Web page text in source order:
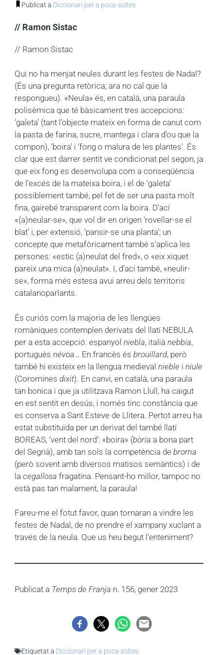
Publicat a Diccionari per a poca-soltes
// Ramon Sistac
// Ramon Sistac
Qui no ha menjat neules durant les festes de Nadal?
(És una pregunta retòrica; ara no cal que la
respongueu). «Neula» és, en català, una paraula
polisèmica que té bàsicament tres accepcions:
‘galeta’ (tant l’objecte mateix en forma de canut com
la pasta de farina, sucre, mantega i clara d’ou que la
compon), ‘boira’ i ‘fong o malura de les plantes’. És
clar que est darrer sentit ve condicionat pel segon, ja
que eix fong es desenvolupa com a conseqüència
de l’excés de la mateixa boira, i el de ‘galeta’
possiblement també, pel fet de ser una pasta molt
fina, gairebé transparent com la boira. D’ací
«(a)neular-se», que vol dir en origen ‘rovellar-se el
blat’ i, per extensió, ‘pansir-se una planta’; un
concepte que metafòricament també s’aplica les
persones: «estic (a)neulat del fred», o «eix xiquet
pareix una mica (a)neulat». I, d’ací també, «neulir-
se», forma més estesa avui arreu dels territoris
catalanoparlants.
És curiós com la majoria de les llengües
romàniques contemplen derivats del llatí NEBULA
per a esta accepció: espanyol niebla, italià nebbia,
portuguès névoa… En francès és brouillard, però
també hi existeix en la llengua medieval nieble i niule
(Coromines dixit). En canvi, en català, una paraula
tan bonica i que ja utilitzava Ramon Llull, ha caigut
en est sentit en desús, i només tinc constància que
es conserva a Sant Esteve de Llitera. Pertot arreu ha
estat substituïda per un derivat del també llatí
BOREAS, ‘vent del nord’: «boira» (bòria a bona part
del Segrià), amb tan sols la competència de broma
(però sovent amb diversos matisos semàntics) i de
la cegallosa fragatina. Pensant-ho millor, tampoc no
està pas tan malament, la paraula!
Fareu-me el fotut favor, quan tornaran a vindre les
festes de Nadal, de no prendre el xampany xuclant a
través de la neula. Que us heu begut l’enteniment?
Publicat a Temps de Franja n. 156, gener 2023
Etiquetat a Diccionari per a poca-soltes